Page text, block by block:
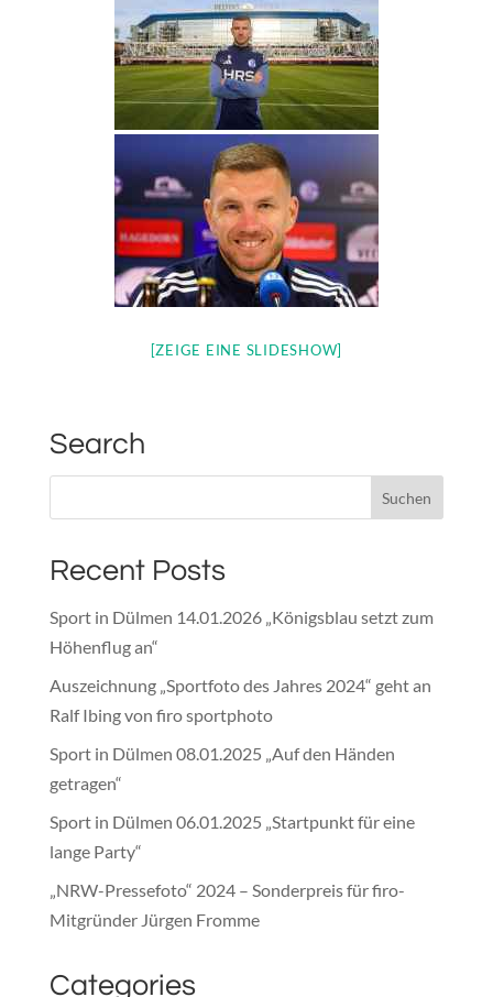
[ZEIGE EINE SLIDESHOW]
Search
Recent Posts
Sport in Dülmen 14.01.2026 „Königsblau setzt zum
Höhenflug an“
Auszeichnung „Sportfoto des Jahres 2024“ geht an
Ralf Ibing von firo sportphoto
Sport in Dülmen 08.01.2025 „Auf den Händen
getragen“
Sport in Dülmen 06.01.2025 „Startpunkt für eine
lange Party“
„NRW-Pressefoto“ 2024 – Sonderpreis für firo-
Mitgründer Jürgen Fromme
Categories